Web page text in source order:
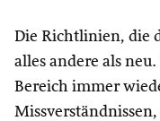
Die Richtlinien, die
alles andere als
Bereich immer